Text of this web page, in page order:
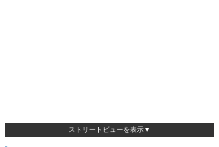
ストリートビューを表示▼